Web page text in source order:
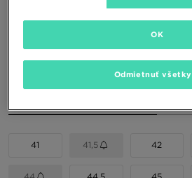
41 41,5 42
Odmietnuť všetky
OK